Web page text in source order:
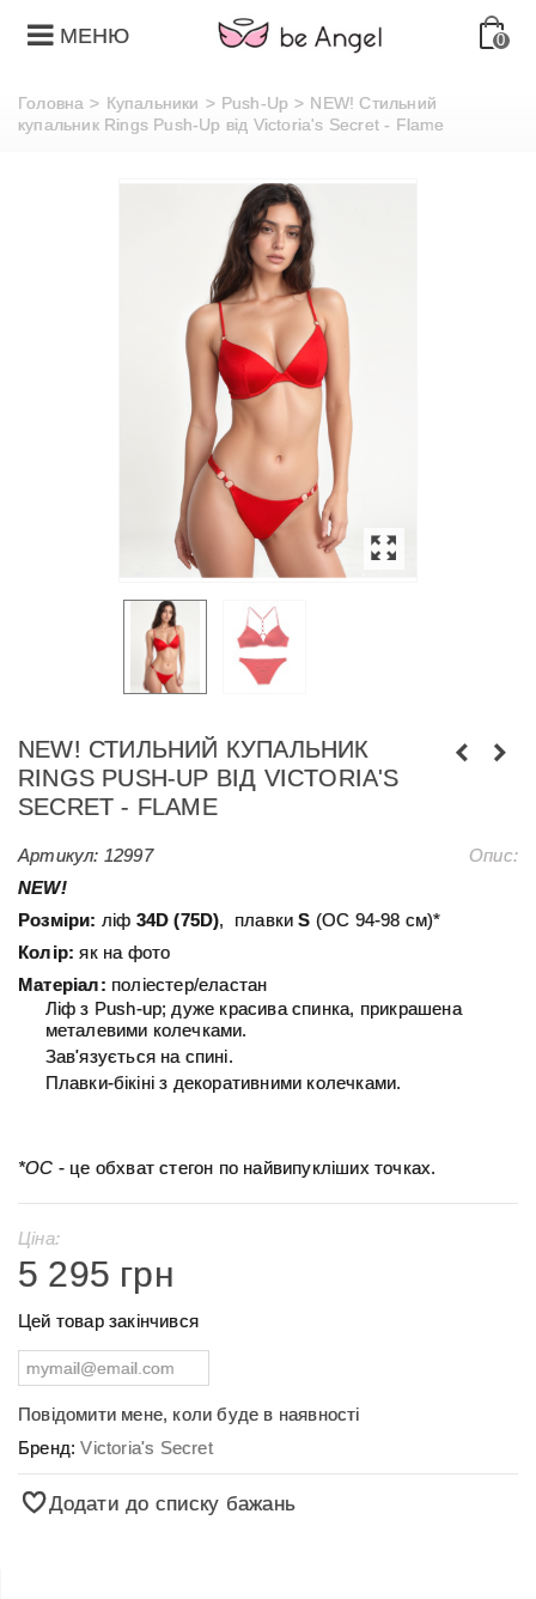
МЕНЮ 0
Головна > Купальники > Push-Up > NEW! Стильний
купальник Rings Push-Up від Victoria's Secret - Flame
NEW! СТИЛЬНИЙ КУПАЛЬНИК
RINGS PUSH-UP ВІД VICTORIA'S
SECRET - FLAME
Артикул: 12997
Опис:
NEW!
Розміри: ліф 34D (75D), плавкиS (ОС 94-98 см)*
Колір: як на фото
Матеріал: поліестер/еластан
Ліф з Push-up; дуже красива спинка, прикрашена
металевими колечками.
Зав'язується на спині.
Плавки-бікіні з декоративними колечками.
*ОС - це обхват стегон по найвипукліших точках.
Ціна:
5 295 грн
Цей товар закінчився
Повідомити мене, коли буде в наявності
Бренд:Victoria's Secret
Додати до списку бажань